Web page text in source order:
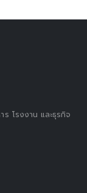
โรงงาน และธุรกิจ